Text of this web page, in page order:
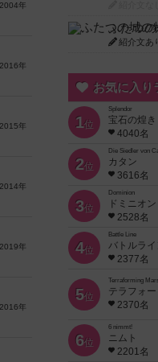
2004年
2016年
2015年
2014年
2019年
2016年
ふたつ
紹介文あ
お気に入り
1位
Splendor
宝石の煌き
4040名
2位
Die Siedler von
カタン
3616名
3位
Dominion
ドミニオン
2528名
4位
Battle Line
バトルライ
2377名
5位
Terraforming
テラフォ
2370名
6位
6 nimmt!
ニムト
2201名